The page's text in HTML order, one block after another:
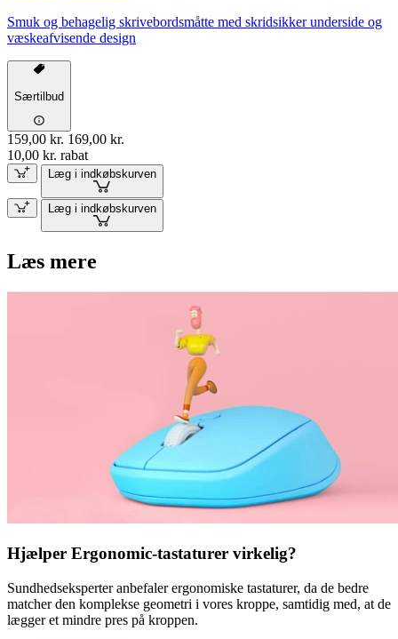
Smuk og behagelig skrivebordsmåtte med skridsikker underside og
væskeafvisende design
Særtilbud
159,00 kr. 169,00 kr.
10,00 kr. rabat
Læg i indkøbskurven
Læg i indkøbskurven
Læs mere
Hjælper Ergonomic-tastaturer virkelig?
Sundhedseksperter anbefaler ergonomiske tastaturer, da de bedre
matcher den komplekse geometri i vores kroppe, samtidig med, at de
lægger et mindre pres på kroppen.